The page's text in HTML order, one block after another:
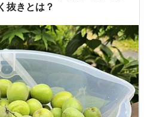
抜きとは？